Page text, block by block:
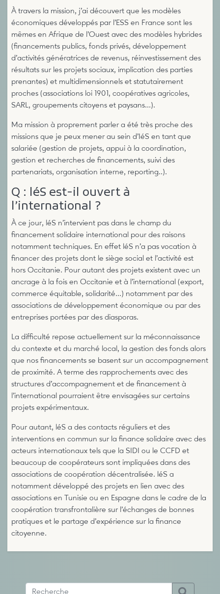
À travers la mission, j’ai découvert que les modèles
économiques développés par l’ESS en France sont les
mêmes en Afrique de l’Ouest avec des modèles hybrides
(financements publics, fonds privés, développement
d’activités génératrices de revenus, réinvestissement des
résultats sur les projets sociaux, implication des parties
prenantes) et multidimensionnels et statutairement
proches (associations loi 1901, coopératives agricoles,
SARL, groupements citoyens et paysans...).
Ma mission à proprement parler a été très proche des
missions que je peux mener au sein d’IéS en tant que
salariée (gestion de projets, appui à la coordination,
gestion et recherches de financements, suivi des
partenariats, organisation interne, reporting..).
Q : léS est-il ouvert à
l’international ?
À ce jour, léS n’intervient pas dans le champ du
financement solidaire international pour des raisons
notamment techniques. En effet léS n’a pas vocation à
financer des projets dont le siège social et l’activité est
hors Occitanie. Pour autant des projets existent avec un
ancrage à la fois en Occitanie et à l’international (export,
commerce équitable, solidarité...) notamment par des
associations de développement économique ou par des
entreprises portées par des diasporas.
La difficulté repose actuellement sur la méconnaissance
du contexte et du marché local, la gestion des fonds alors
que nos financements se basent sur un accompagnement
de proximité. A terme des rapprochements avec des
structures d’accompagnement et de financement à
l’international pourraient être envisagées sur certains
projets expérimentaux.
Pour autant, léS a des contacts réguliers et des
interventions en commun sur la finance solidaire avec des
acteurs internationaux tels que la SIDI ou le CCFD et
beaucoup de coopérateurs sont impliquées dans des
associations de coopération décentralisée. léS a
notamment développé des projets en lien avec des
associations en Tunisie ou en Espagne dans le cadre de la
coopération transfrontalière sur l’échanges de bonnes
pratiques et le partage d’expérience sur la finance
citoyenne.